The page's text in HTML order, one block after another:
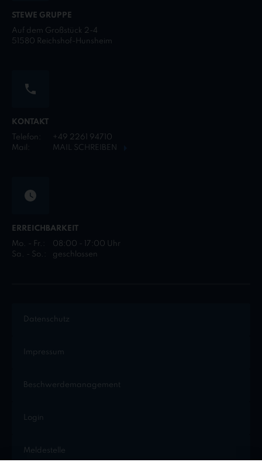
STEWE GRUPPE
Auf dem Großstück 2-4
51580 Reichshof-Hunsheim
KONTAKT
Telefon:
+49 2261 94710
Mail:
MAIL SCHREIBEN
ERREICHBARKEIT
Mo. - Fr.:
08:00 - 17:00 Uhr
Sa. - So.:
geschlossen
Datenschutz
Impressum
Beschwerdemanagement
Login
Meldestelle